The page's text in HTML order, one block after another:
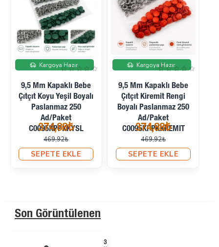
İndirimde
Kargoya Hazır
9,5 Mm Kapaklı Bebe
Çıtçıt Gri Boyalı
Paslanmaz 250
Ad/Paket C0095KPPKGRI
374,88₺
469,92₺
SEPETE EKLE
İndirimde
Kargoya Hazır
9,5 Mm Kapaklı Bebe
Çıtçıt Saks Mavi Boyalı
Paslanmaz 250
Ad/Paket
C0095KPPSMAVI
374,88₺
469,92₺
SEPETE EKLE
Son Görüntülenen
3